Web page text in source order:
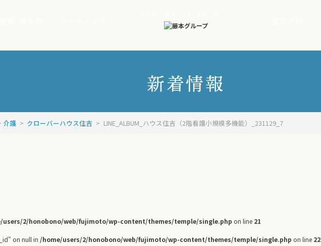
新着情報
介護 > クローバーハウス住吉 > LINE_ALBUM_ハウス住吉（2階看護小規模多機能）_231129_7
users/2/honobono/web/fujimoto/wp-content/themes/temple/single.php on line 21
on null in /home/users/2/honobono/web/fujimoto/wp-content/themes/temple/single.php on line 22